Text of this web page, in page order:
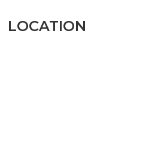
LOCATION